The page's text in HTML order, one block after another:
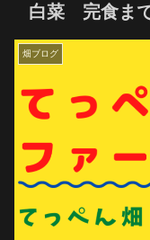
白菜 完食ま
畑ブログ